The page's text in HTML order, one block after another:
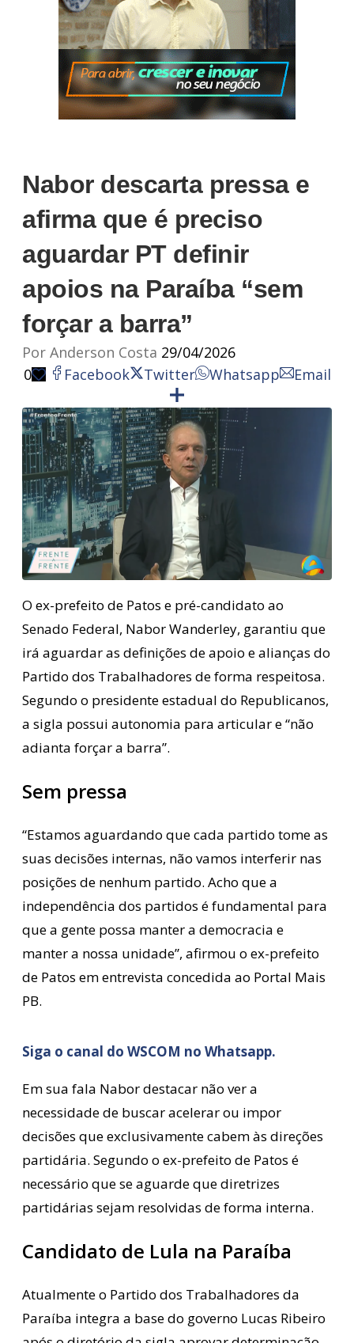
Nabor descarta pressa e
afirma que é preciso
aguardar PT definir
apoios na Paraíba “sem
forçar a barra”
Por Anderson Costa 29/04/2026
0
Facebook Twitter Whatsapp Email
O ex-prefeito de Patos e pré-candidato ao
Senado Federal, Nabor Wanderley, garantiu que
irá aguardar as definições de apoio e alianças do
Partido dos Trabalhadores de forma respeitosa.
Segundo o presidente estadual do Republicanos,
a sigla possui autonomia para articular e “não
adianta forçar a barra”.
Sem pressa
“Estamos aguardando que cada partido tome as
suas decisões internas, não vamos interferir nas
posições de nenhum partido. Acho que a
independência dos partidos é fundamental para
que a gente possa manter a democracia e
manter a nossa unidade”, afirmou o ex-prefeito
de Patos em entrevista concedida ao Portal Mais
PB.
Siga o canal do WSCOM no Whatsapp.
Em sua fala Nabor destacar não ver a
necessidade de buscar acelerar ou impor
decisões que exclusivamente cabem às direções
partidária. Segundo o ex-prefeito de Patos é
necessário que se aguarde que diretrizes
partidárias sejam resolvidas de forma interna.
Candidato de Lula na Paraíba
Atualmente o Partido dos Trabalhadores da
Paraíba integra a base do governo Lucas Ribeiro